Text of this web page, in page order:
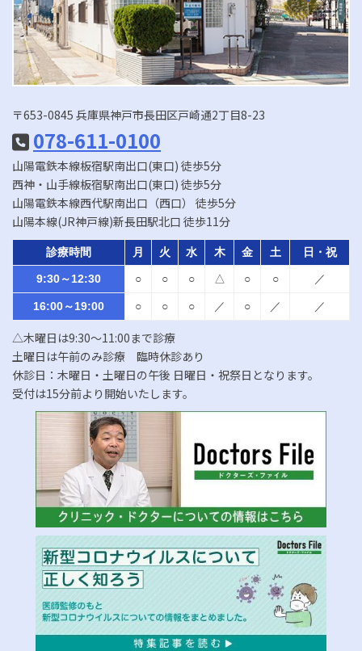
〒653-0845 兵庫県神戸市長田区戸崎通2丁目8-23
078-611-0100
山陽電鉄本線板宿駅南出口(東口) 徒歩5分
西神・山手線板宿駅南出口(東口) 徒歩5分
山陽電鉄本線西代駅南出口（西口） 徒歩5分
山陽本線(JR神戸線)新長田駅北口 徒歩11分
診療時間 月 火 水 木 金 土 日・祝
9:30～12:30 ○ ○ ○ △ ○ ○ ／
16:00～19:00 ○ ○ ○ ／ ○ ／ ／
△木曜日は9:30～11:00まで診療
土曜日は午前のみ診療 臨時休診あり
休診日：木曜日・土曜日の午後 日曜日・祝祭日となります。
受付は15分前より開始いたします。